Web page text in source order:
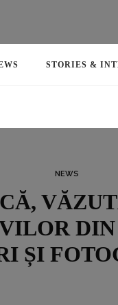
STORIES &
NEWS
DIN
ȘI